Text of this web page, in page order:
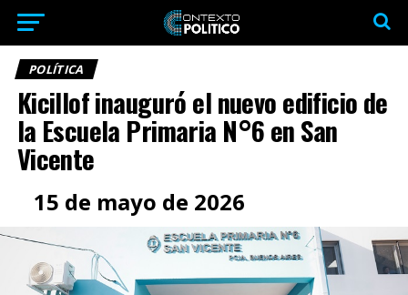
POLÍTICA
Kicillof inauguró el nuevo edificio de
la Escuela Primaria N°6 en San
Vicente
15 de mayo de 2026